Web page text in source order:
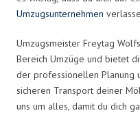
Umzugsunternehmen
Umzugsmeister Freytag
Bereich Umzüge und bietet
der professionellen Planung
sicheren Transport deiner
uns um alles, damit du dich